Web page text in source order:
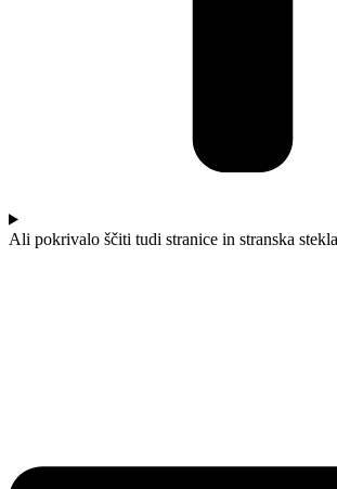
Ali pokrivalo ščiti tudi stranice in stranska